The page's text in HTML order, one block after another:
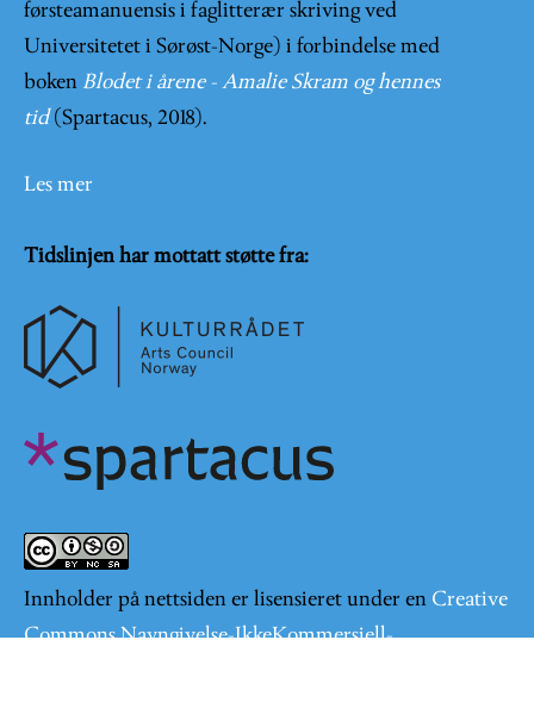
førsteamanuensis i faglitterær skriving ved
Universitetet i Sørøst-Norge) i forbindelse med
boken Blodet i årene - Amalie Skram og hennes
tid (Spartacus, 2018).
Les mer
Tidslinjen har mottatt støtte fra:
Innholder på nettsiden er lisensieret under en Creative
Commons Navngivelse-IkkeKommersiell-